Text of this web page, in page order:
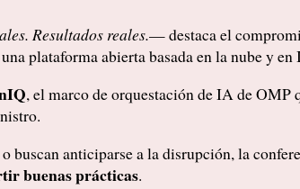
Resultados reales.— destaca el
plataforma abierta basada en la nube y
, el marco de orquestación de IA de OMP
buscan anticiparse a la disrupción, la
buenas prácticas.